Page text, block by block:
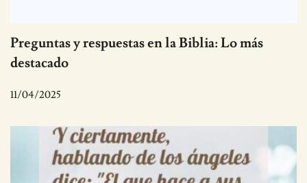
Preguntas y respuestas en la Biblia: Lo más
destacado
11/04/2025